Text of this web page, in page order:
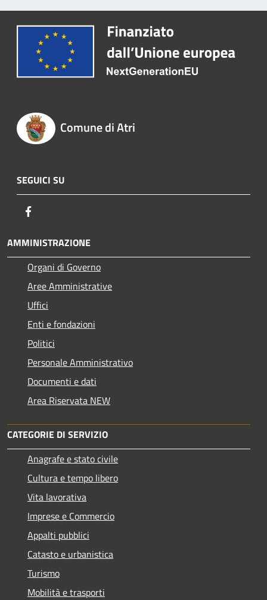
Comune di Atri
SEGUICI SU
AMMINISTRAZIONE
Organi di Governo
Aree Amministrative
Uffici
Enti e fondazioni
Politici
Personale Amministrativo
Documenti e dati
Area Riservata NEW
CATEGORIE DI SERVIZIO
Anagrafe e stato civile
Cultura e tempo libero
Vita lavorativa
Imprese e Commercio
Appalti pubblici
Catasto e urbanistica
Turismo
Mobilità e trasporti